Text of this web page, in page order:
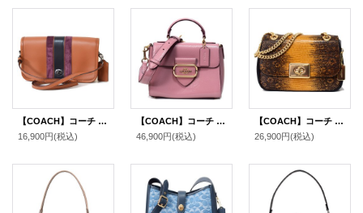
【COACH】コーチ ターンロック レザー スエード ストライプ ペニー クロスボディー ショルダー 斜め掛けバッグ サドル×オックスブラッド（日本未発売）
16,900円(税込)
【COACH】コーチ レザー モーガン トップ ハンドル サッチェル クロスボディ 2WAY ショルダー ハンドバッグ ダスティローズ（日本未発売）
46,900円(税込)
【COACH】コーチ リザードエンボスレザー スムースレザー ミニ キャシディ ターンロック チェーン 2way ショルダー バッグ マスタード（日本未発売）
26,900円(税込)